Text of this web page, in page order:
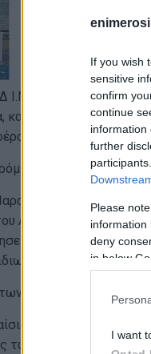
If you wish
sensitive
confirm
continue
information
further
Please
information
deny
in below
I want
Ι.Ν.) Τέσσερις
παραβίαση της
της Κέρκυρας
26/9 και κατά
Αστυνομικού
να επιβιβαστεί
εγγράφου.
σε Ζάκυνθο και
της διασφάλισης
των καταστημάτων,